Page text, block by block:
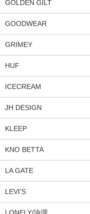
GOLDEN GILT
GOODWEAR
GRIMEY
HUF
ICECREAM
JH DESIGN
KLEEP
KNO BETTA
LA GATE
LEVI'S